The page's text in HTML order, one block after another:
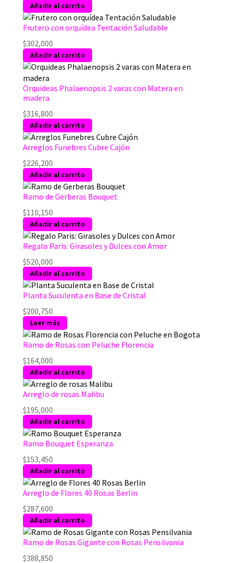
Añadir al carrito
Frutero con orquídea Tentación Saludable
$302,000
Añadir al carrito
Orquideas Phalaenopsis 2 varas con Matera en
madera
$316,800
Añadir al carrito
Arreglos Funebres Cubre Cajón
$226,200
Añadir al carrito
Ramo de Gerberas Bouquet
$110,150
Añadir al carrito
Regalo Paris: Girasoles y Dulces con Amor
$520,000
Añadir al carrito
Planta Suculenta en Base de Cristal
$200,750
Leer más
Ramo de Rosas con Peluche Florencia
$164,000
Añadir al carrito
Arreglo de rosas Malibu
$195,000
Añadir al carrito
Ramo Bouquet Esperanza
$153,450
Añadir al carrito
Arreglo de Flores 40 Rosas Berlin
$287,600
Añadir al carrito
Ramo de Rosas Gigante con Rosas Pensilvania
$388,850